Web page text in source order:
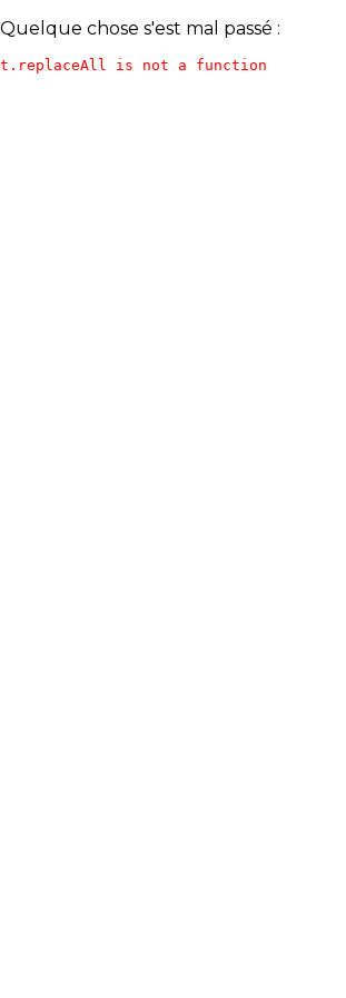
Quelque chose s'est mal passé :
t.replaceAll is not a function